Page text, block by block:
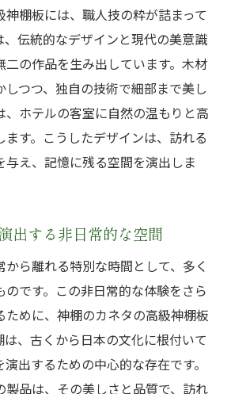
棚板には、職人技の粋が詰まって
、伝統的なデザインと現代の美意識
二の作品を生み出しています。木材
つつ、独自の技術で細部まで美し
、ホテルの客室に自然の温もりと高
す。こうしたデザインは、訪れる
与え、記憶に残る空間を演出しま
出する非日常的な空間
ら離れる特別な時間として、多く
です。この非日常的な体験をさら
ために、神棚のカネタの高級神棚板
、古くから日本の文化に根付いて
出するための中心的な存在です。
製品は、その美しさと品質で、訪れ